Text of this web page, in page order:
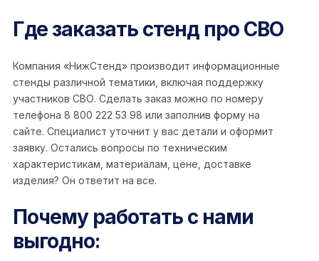
Где заказать стенд про СВО
Компания «НижСтенд» производит информационные
стенды различной тематики, включая поддержку
участников СВО. Сделать заказ можно по номеру
телефона 8 800 222 53 98 или заполнив форму на
сайте. Специалист уточнит у вас детали и оформит
заявку. Остались вопросы по техническим
характеристикам, материалам, цене, доставке
изделия? Он ответит на все.
Почему работать с нами
выгодно: